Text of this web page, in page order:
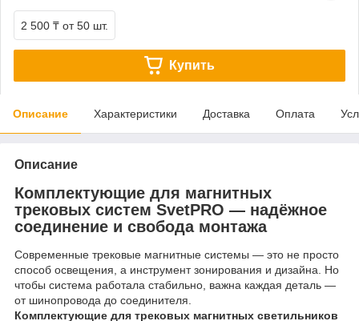
2 500 ₸ от 50 шт.
Купить
Описание Характеристики Доставка Оплата
Описание
Комплектующие для магнитных
трековых систем SvetPRO — надёжное
соединение и свобода монтажа
Современные трековые магнитные системы — это не просто
способ освещения, а инструмент зонирования и дизайна. Но
чтобы система работала стабильно, важна каждая деталь —
от шинопровода до соединителя.
Комплектующие для трековых магнитных светильников